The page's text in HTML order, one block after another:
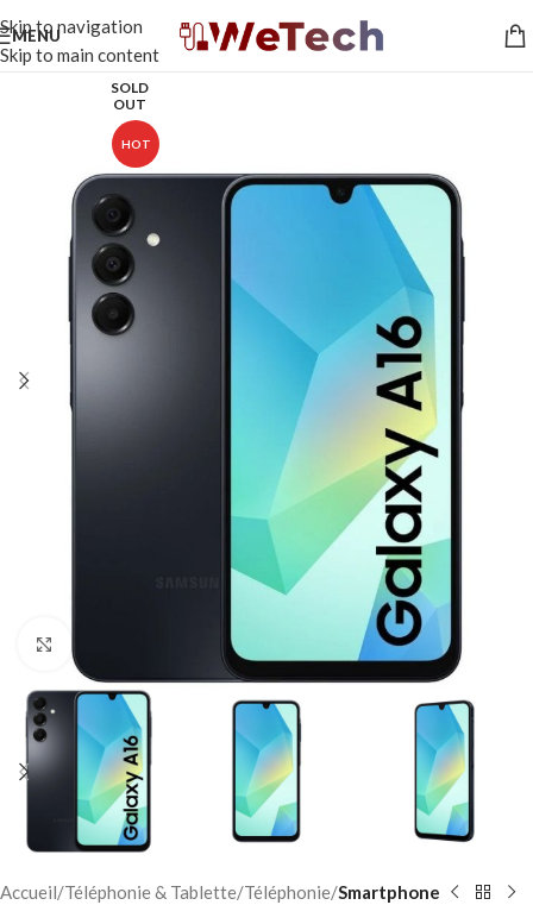
Skip to navigation
Skip to main content
MENU
SOLD
OUT
HOT
Accueil Téléphonie & Tablette Téléphonie Smartphone